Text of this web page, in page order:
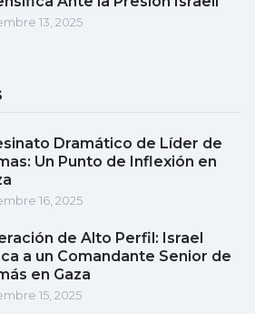
13, 2025
Dramático de Líder de
Un Punto de Inflexión en
16, 2025
de Alto Perfil: Israel
a un Comandante Senior de
en Gaza
15, 2025